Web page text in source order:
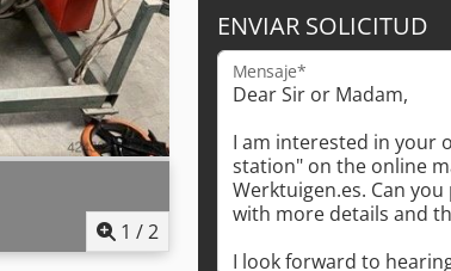
1 /2
ENVIAR SOLICITUD
Mensaje*